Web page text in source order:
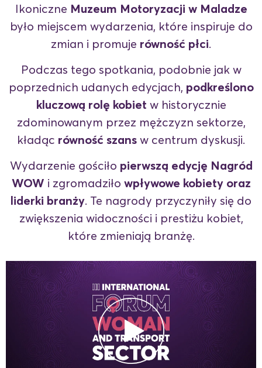
Ikoniczne Muzeum Motoryzacji w Maladze
było miejscem wydarzenia, które inspiruje do
zmian i promuje równość płci.
Podczas tego spotkania, podobnie jak w
poprzednich udanych edycjach, podkreślono
kluczową rolę kobiet w historycznie
zdominowanym przez mężczyzn sektorze,
kładąc równość szans w centrum dyskusji.
Wydarzenie gościło pierwszą edycję Nagród
WOW i zgromadziło wpływowe kobiety oraz
liderki branży. Te nagrody przyczyniły się do
zwiększenia widoczności i prestiżu kobiet,
które zmieniają branżę.